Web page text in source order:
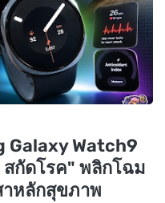
Galaxy Watch9
กัดโรค" พลิกโฉม
าหลักสุขภาพ